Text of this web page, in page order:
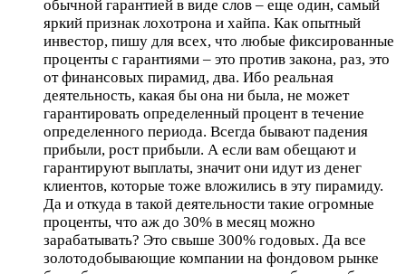
обычной гарантией в виде слов – еще один, самый
яркий признак лохотрона и хайпа. Как опытный
инвестор, пишу для всех, что любые фиксированные
проценты с гарантиями – это против закона, раз, это
от финансовых пирамид, два. Ибо реальная
деятельность, какая бы она ни была, не может
гарантировать определенный процент в течение
определенного периода. Всегда бывают падения
прибыли, рост прибыли. А если вам обещают и
гарантируют выплаты, значит они идут из денег
клиентов, которые тоже вложились в эту пирамиду.
Да и откуда в такой деятельности такие огромные
проценты, что аж до 30% в месяц можно
зарабатывать? Это свыше 300% годовых. Да все
золотодобывающие компании на фондовом рынке